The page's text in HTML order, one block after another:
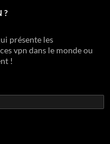
?
présente les
vpn dans le monde ou
!